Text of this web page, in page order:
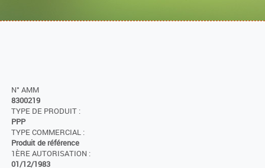
N° AMM
8300219
TYPE DE PRODUIT :
PPP
TYPE COMMERCIAL :
Produit de référence
1ÈRE AUTORISATION :
01/12/1983